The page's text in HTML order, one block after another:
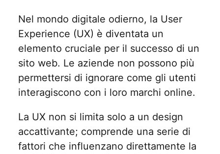
Nel mondo digitale odierno, la User
Experience (UX) è diventata un
elemento cruciale per il successo di un
sito web. Le aziende non possono più
permettersi di ignorare come gli utenti
interagiscono con i loro marchi online.
La UX non si limita solo a un design
accattivante; comprende una serie di
fattori che influenzano direttamente la